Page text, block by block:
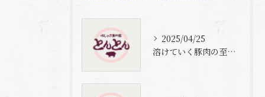
2025/04/25
溶けていく豚肉の至福体験